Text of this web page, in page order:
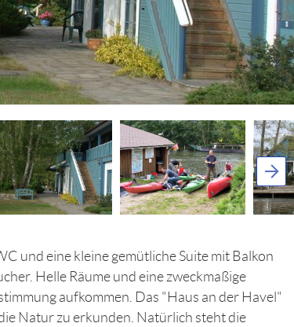
und eine kleine gemütliche Suite mit Balkon
Helle Räume und eine zweckmaßige
aufkommen. Das "Haus an der Havel"
Natur zu erkunden. Natürlich steht die